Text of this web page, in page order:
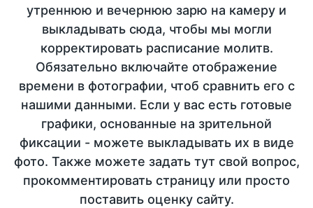
утреннюю и вечернюю зарю на камеру и
выкладывать сюда, чтобы мы могли
корректировать расписание молитв.
Обязательно включайте отображение
времени в фотографии, чтоб сравнить его с
нашими данными. Если у вас есть готовые
графики, основанные на зрительной
фиксации - можете выкладывать их в виде
фото. Также можете задать тут свой вопрос,
прокомментировать страницу или просто
поставить оценку сайту.